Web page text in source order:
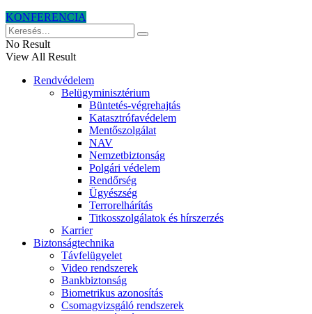
KONFERENCIA
No Result
View All Result
Rendvédelem
Belügyminisztérium
Büntetés-végrehajtás
Katasztrófavédelem
Mentőszolgálat
NAV
Nemzetbiztonság
Polgári védelem
Rendőrség
Ügyészség
Terrorelhárítás
Titkosszolgálatok és hírszerzés
Karrier
Biztonságtechnika
Távfelügyelet
Video rendszerek
Bankbiztonság
Biometrikus azonosítás
Csomagvizsgáló rendszerek